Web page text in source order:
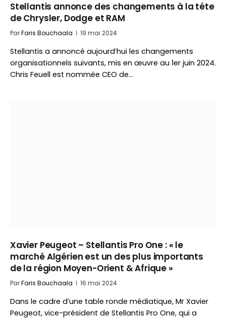
Stellantis annonce des changements à la téte
de Chrysler, Dodge et RAM
ParFaris Bouchaala 19 mai 2024
Stellantis a annoncé aujourd’hui les changements
organisationnels suivants, mis en œuvre au 1er juin 2024.
Chris Feuell est nommée CEO de…
Xavier Peugeot – Stellantis Pro One : « le
marché Algérien est un des plus importants
de la région Moyen-Orient & Afrique »
ParFaris Bouchaala 16 mai 2024
Dans le cadre d’une table ronde médiatique, Mr Xavier
Peugeot, vice-président de Stellantis Pro One, qui a